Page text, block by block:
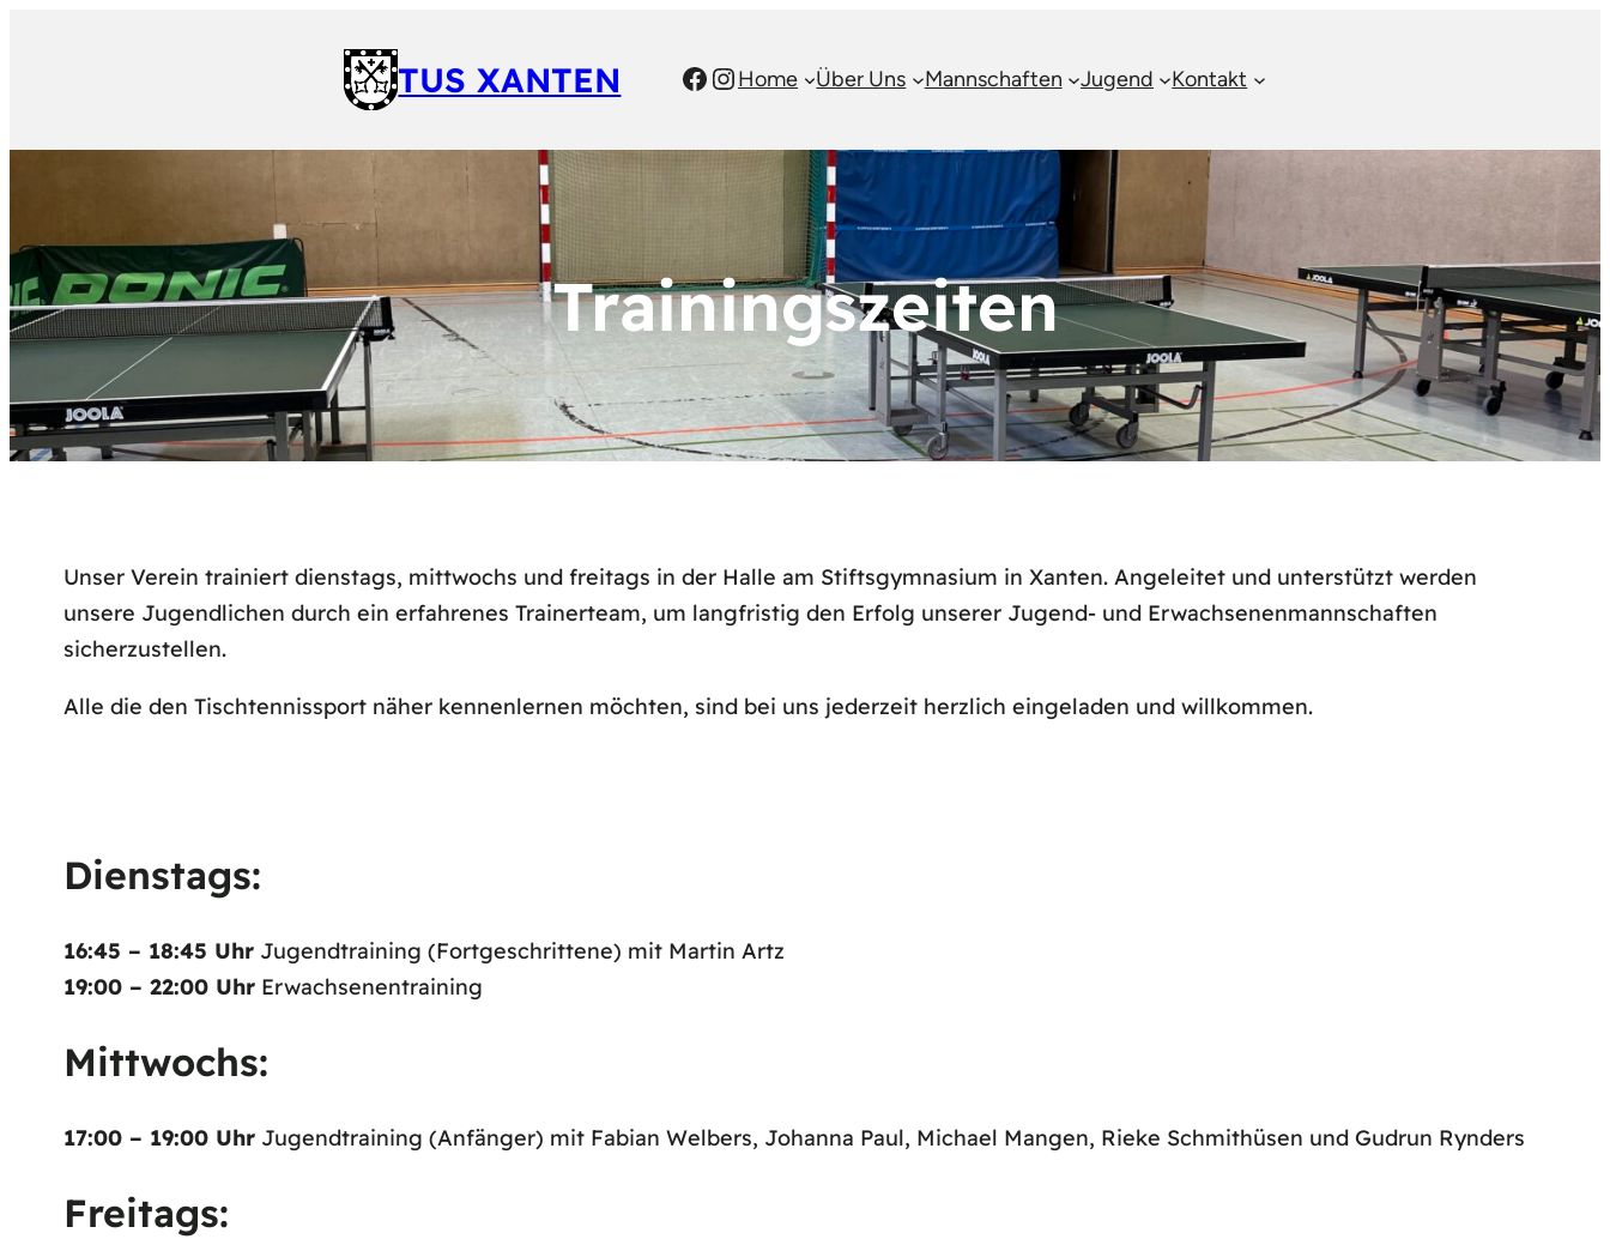
TUS XANTEN Facebook
Instagram
Home Über Uns Mannschaften Jugend Kontakt
Trainingszeiten
Unser Verein trainiert dienstags, mittwochs und freitags in der Halle am Stiftsgymnasium in Xanten. Angeleitet und unterstützt werden
unsere Jugendlichen durch ein erfahrenes Trainerteam, um langfristig den Erfolg unserer Jugend- und Erwachsenenmannschaften
sicherzustellen.
Alle die den Tischtennissport näher kennenlernen möchten, sind bei uns jederzeit herzlich eingeladen und willkommen.
Dienstags:
16:45 – 18:45 UhrJugendtraining (Fortgeschrittene) mit Martin Artz
19:00 – 22:00 UhrErwachsenentraining
Mittwochs:
17:00 – 19:00 UhrJugendtraining (Anfänger) mit Fabian Welbers, Johanna Paul, Michael Mangen, Rieke Schmithüsen und Gudrun Rynders
Freitags: